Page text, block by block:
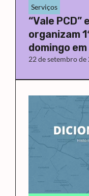
Serviços
“Vale PCD”
organizam
domingo em
22 de setembro de